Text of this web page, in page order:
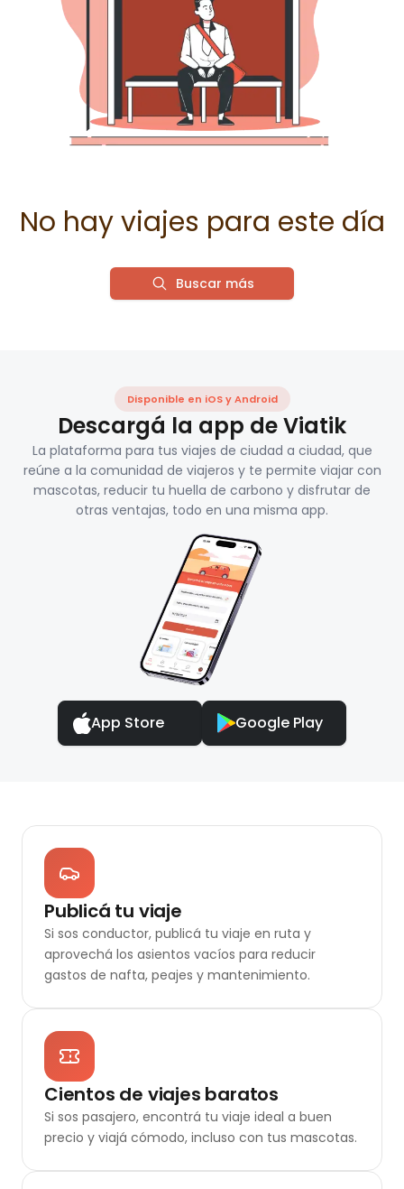
No hay viajes para este día
Buscar más
Disponible en iOS y Android
Descargá la app de Viatik
La plataforma para tus viajes de ciudad a ciudad, que
reúne a la comunidad de viajeros y te permite viajar con
mascotas, reducir tu huella de carbono y disfrutar de
otras ventajas, todo en una misma app.
App Store Google Play
Publicá tu viaje
Si sos conductor, publicá tu viaje en ruta y
aprovechá los asientos vacíos para reducir
gastos de nafta, peajes y mantenimiento.
Cientos de viajes baratos
Si sos pasajero, encontrá tu viaje ideal a buen
precio y viajá cómodo, incluso con tus mascotas.